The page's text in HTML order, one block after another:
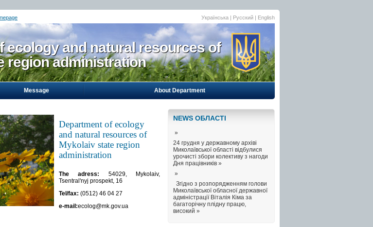
Українська | Русский | English
ecology and natural resources of
region administration
Message About Department
Department of ecology
and natural resources of
Mykolaiv state region
administration
The adress: 54029, Mykolaiv,
Tsentral'nyj prospekt, 16
Tel/fax: (0512) 46 04 27
e-mail:ecolog@mk.gov.ua
NEWS ОБЛАСТI
»
24 грудня у державному архіві
Миколаївської області відбулися
урочисті збори колективу з нагоди
Дня працівників »
»
Згідно з розпорядженням голови
Миколаївської обласної державної
адміністрації Віталія Кіма за
багаторічну плідну працю,
високий »